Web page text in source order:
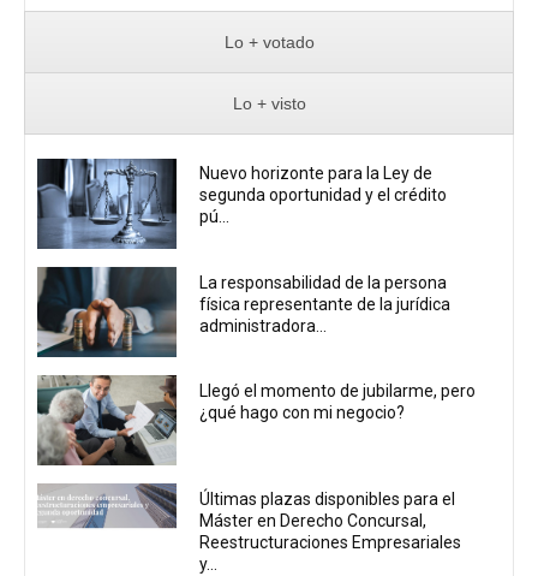
Lo + votado
Lo + visto
Nuevo horizonte para la Ley de
segunda oportunidad y el crédito
pú...
La responsabilidad de la persona
física representante de la jurídica
administradora...
Llegó el momento de jubilarme, pero
¿qué hago con mi negocio?
Últimas plazas disponibles para el
Máster en Derecho Concursal,
Reestructuraciones Empresariales
y...